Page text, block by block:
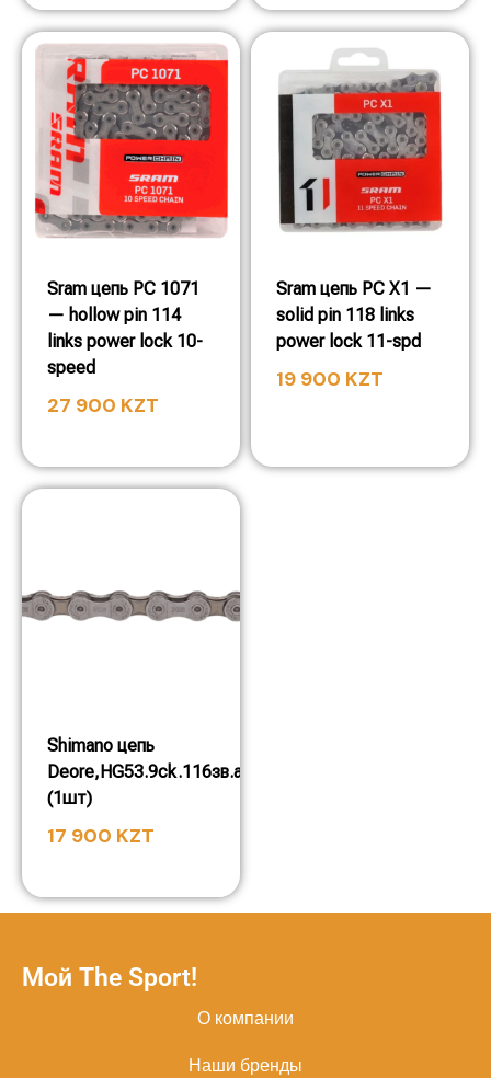
Sram цепь PC 1071
— hollow pin 114
links power lock 10-
speed
27 900 KZT
Sram цепь PC X1 —
solid pin 118 links
power lock 11-spd
19 900 KZT
Shimano цепь
Deore,HG53.9ck.116зв.амп.пин.
(1шт)
17 900 KZT
Мой The Sport!
О компании
Наши бренды